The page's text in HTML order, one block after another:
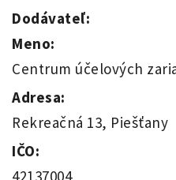
Dodávateľ:
Meno:
Centrum účelových
Adresa:
Rekreačná 13, Piešťany
IČO: